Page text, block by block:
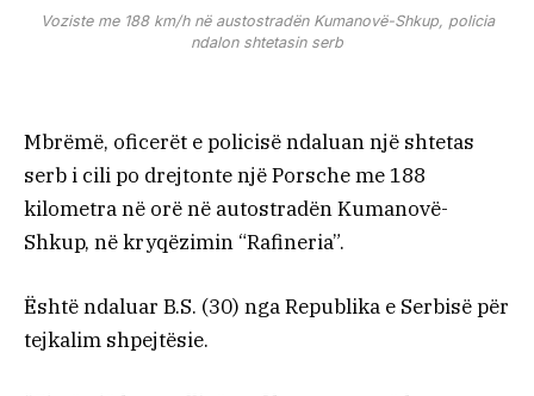
Voziste me 188 km/h në austostradën Kumanovë-Shkup, policia
ndalon shtetasin serb
Mbrëmë, oficerët e policisë ndaluan një shtetas
serb i cili po drejtonte një Porsche me 188
kilometra në orë në autostradën Kumanovë-
Shkup, në kryqëzimin “Rafineria”.
Është ndaluar B.S. (30) nga Republika e Serbisë për
tejkalim shpejtësie.